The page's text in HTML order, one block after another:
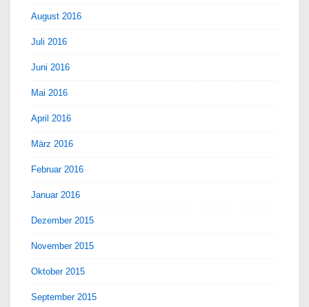
August 2016
Juli 2016
Juni 2016
Mai 2016
April 2016
März 2016
Februar 2016
Januar 2016
Dezember 2015
November 2015
Oktober 2015
September 2015